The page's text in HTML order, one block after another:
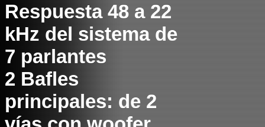
Respuesta 48 a 22
kHz del sistema de
7 parlantes
2 Bafles
principales: de 2